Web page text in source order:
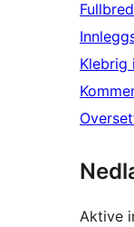
Klebrig
Aktive